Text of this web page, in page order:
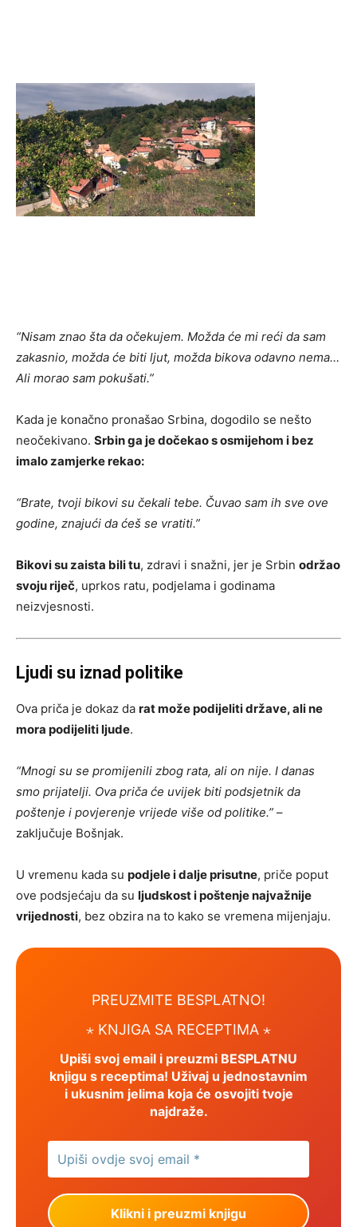
“Nisam znao šta da očekujem. Možda će mi reći da sam
zakasnio, možda će biti ljut, možda bikova odavno nema…
Ali morao sam pokušati.”
Kada je konačno pronašao Srbina, dogodilo se nešto
neočekivano. Srbin ga je dočekao s osmijehom i bez
imalo zamjerke rekao:
“Brate, tvoji bikovi su čekali tebe. Čuvao sam ih sve ove
godine, znajući da ćeš se vratiti.”
Bikovi su zaista bili tu, zdravi i snažni, jer je Srbin održao
svoju riječ, uprkos ratu, podjelama i godinama
neizvjesnosti.
Ljudi su iznad politike
Ova priča je dokaz da rat može podijeliti države, ali ne
mora podijeliti ljude.
“Mnogi su se promijenili zbog rata, ali on nije. I danas
smo prijatelji. Ova priča će uvijek biti podsjetnik da
poštenje i povjerenje vrijede više od politike.” –
zaključuje Bošnjak.
U vremenu kada su podjele i dalje prisutne, priče poput
ove podsjećaju da su ljudskost i poštenje najvažnije
vrijednosti, bez obzira na to kako se vremena mijenjaju.
PREUZMITE BESPLATNO!
⋆ KNJIGA SA RECEPTIMA ⋆
Upiši svoj email i preuzmi BESPLATNU
knjigu s receptima! Uživaj u jednostavnim
i ukusnim jelima koja će osvojiti tvoje
najdraže.